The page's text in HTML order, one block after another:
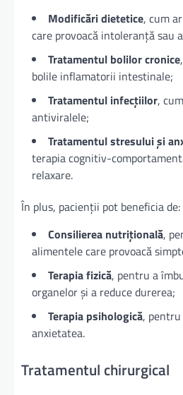
Modificări dietetice, cum
care provoacă intoleranță sau
Tratamentul bolilor cronice
bolile inflamatorii intestinale;
Tratamentul infecțiilor,
antiviralele;
Tratamentul stresului și
terapia cognitiv-
relaxare.
În plus, pacienții pot beneficia de:
Consilierea nutrițională,
alimentele care provoacă
Terapia fizică, pentru a
organelor și a reduce durerea;
Terapia psihologică,
anxietatea.
Tratamentul chirurgical